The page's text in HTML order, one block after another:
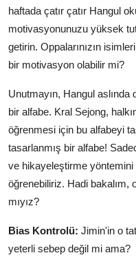
haftada çatır çatır Hangul
motivasyonunuzu yüksek
getirin. Oppalarınızın
bir motivasyon olabilir mi?
Unutmayın, Hangul aslında
bir alfabe. Kral Sejong,
öğrenmesi için bu alfabeyi
tasarlanmış bir alfabe!
ve hikayeleştirme
öğrenebiliriz. Hadi bakalım,
mıyız?
Bias Kontrolü: Jimin'in o
yeterli sebep değil mi ama?